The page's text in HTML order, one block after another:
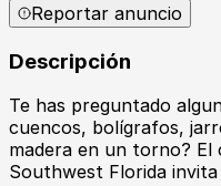
Reportar anuncio
Descripción
Te has preguntado
cuencos, bolígrafos,
madera en un torno?
Southwest Florida